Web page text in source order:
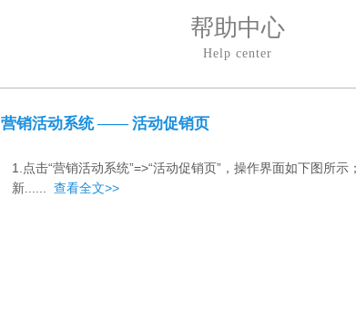
帮助中心
Help center
营销活动系统 —— 活动促销页
1.点击“营销活动系统”=>“活动促销页”，操作界面如下图
新...... 查看全文>>